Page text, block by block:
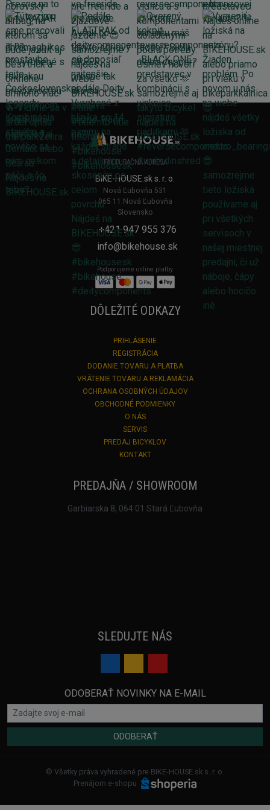
FAKTURAČNÁ ADRESA
BIKE-HOUSE.sk s. r. o.
Nová Ľubovňa 531
065 11 Nová Ľubovňa
Slovensko
+421 947 955 376
info@bikehouse.sk
Podporujeme online platby
DÔLEŽITÉ ODKAZY
PRIHLÁSENIE
REGISTRÁCIA
DODANIE TOVARU A PLATBA
VRÁTENIE TOVARU A REKLAMÁCIA
OCHRANA OSOBNÝCH ÚDAJOV
OBCHODNÉ PODMIENKY
O NÁS
SERVIS
PREDAJ BICYKLOV
KONTAKT
PREDAJŇA / SHOWROOM
Garbiarska 8, 064 01 Stará Ľubovňa
SLEDUJTE NÁS
ODOBERAŤ NOVINKY NA E-MAIL
ODOBERAŤ
© Všetky práva vyhradené pre BIKE-HOUSE.sk s. r. o.
Prenájom e-shopu